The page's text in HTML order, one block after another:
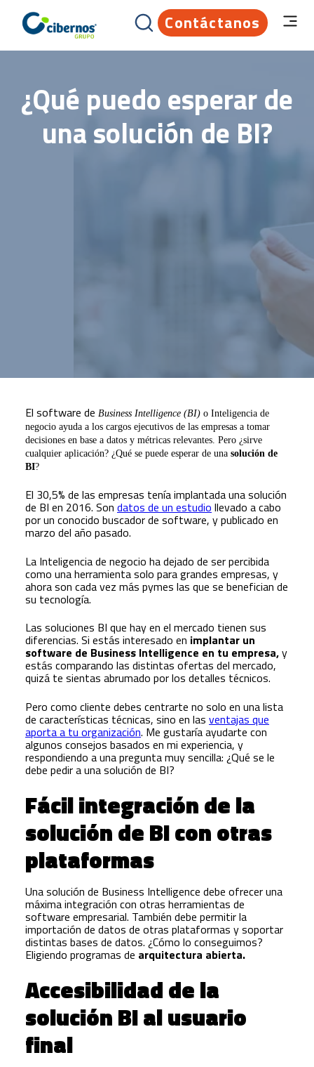
Contáctanos
¿Qué puedo esperar de
una solución de BI?
El software de Business Intelligence (BI) o Inteligencia de
negocio ayuda a los cargos ejecutivos de las empresas a tomar
decisiones en base a datos y métricas relevantes. Pero ¿sirve
cualquier aplicación? ¿Qué se puede esperar de una solución de
BI?
El 30,5% de las empresas tenía implantada una solución
de BI en 2016. Son datos de un estudio llevado a cabo
por un conocido buscador de software, y publicado en
marzo del año pasado.
La Inteligencia de negocio ha dejado de ser percibida
como una herramienta solo para grandes empresas, y
ahora son cada vez más pymes las que se benefician de
su tecnología.
Las soluciones BI que hay en el mercado tienen sus
diferencias. Si estás interesado en implantar un
software de Business Intelligence en tu empresa,y
estás comparando las distintas ofertas del mercado,
quizá te sientas abrumado por los detalles técnicos.
Pero como cliente debes centrarte no solo en una lista
de características técnicas, sino en las ventajas que
aporta a tu organización. Me gustaría ayudarte con
algunos consejos basados en mi experiencia, y
respondiendo a una pregunta muy sencilla: ¿Qué se le
debe pedir a una solución de BI?
Fácil integración de la
solución de BI con otras
plataformas
Una solución de Business Intelligence debe ofrecer una
máxima integración con otras herramientas de
software empresarial. También debe permitir la
importación de datos de otras plataformas y soportar
distintas bases de datos. ¿Cómo lo conseguimos?
Eligiendo programas de arquitectura abierta.
Accesibilidad de la
solución BI al usuario
final